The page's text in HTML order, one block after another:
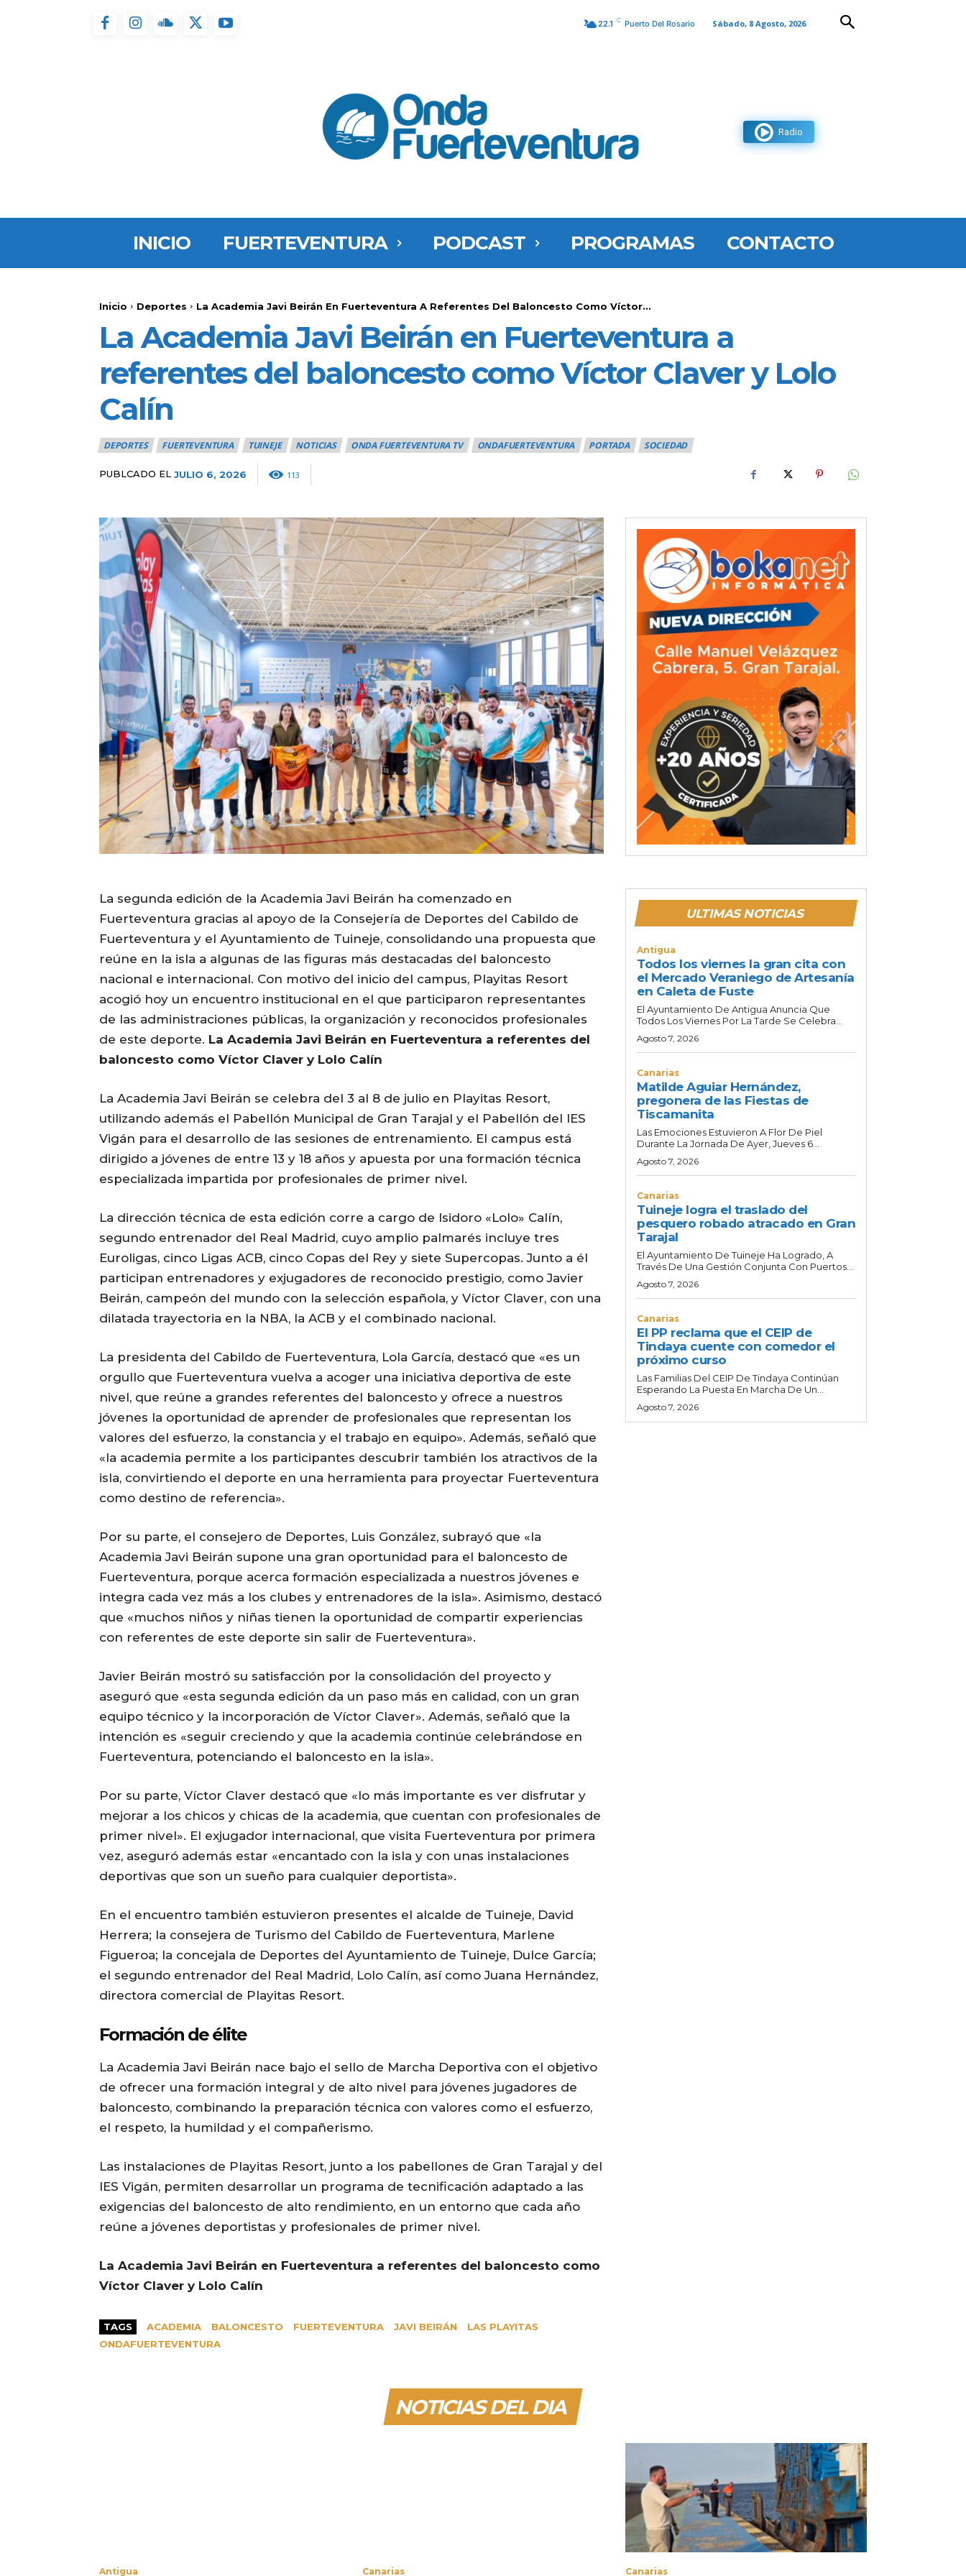
22.1 C Puerto Del Rosario Sábado, 8 Agosto, 2026
Radio
INICIO FUERTEVENTURA PODCAST PROGRAMAS CONTACTO
Inicio Deportes La Academia Javi Beirán En Fuerteventura A Referentes Del Baloncesto Como Víctor...
La Academia Javi Beirán en Fuerteventura a
referentes del baloncesto como Víctor Claver y Lolo
Calín
DEPORTES FUERTEVENTURA TUINEJE NOTICIAS ONDA FUERTEVENTURA TV ONDAFUERTEVENTURA PORTADA SOCIEDAD
PUBLCADO EL JULIO 6, 2026 113
La segunda edición de la Academia Javi Beirán ha comenzado en
Fuerteventura gracias al apoyo de la Consejería de Deportes del Cabildo de
Fuerteventura y el Ayuntamiento de Tuineje, consolidando una propuesta que
reúne en la isla a algunas de las figuras más destacadas del baloncesto
nacional e internacional. Con motivo del inicio del campus, Playitas Resort
acogió hoy un encuentro institucional en el que participaron representantes
de las administraciones públicas, la organización y reconocidos profesionales
de este deporte. La Academia Javi Beirán en Fuerteventura a referentes del
baloncesto como Víctor Claver y Lolo Calín
La Academia Javi Beirán se celebra del 3 al 8 de julio en Playitas Resort,
utilizando además el Pabellón Municipal de Gran Tarajal y el Pabellón del IES
Vigán para el desarrollo de las sesiones de entrenamiento. El campus está
dirigido a jóvenes de entre 13 y 18 años y apuesta por una formación técnica
especializada impartida por profesionales de primer nivel.
La dirección técnica de esta edición corre a cargo de Isidoro «Lolo» Calín,
segundo entrenador del Real Madrid, cuyo amplio palmarés incluye tres
Euroligas, cinco Ligas ACB, cinco Copas del Rey y siete Supercopas. Junto a él
participan entrenadores y exjugadores de reconocido prestigio, como Javier
Beirán, campeón del mundo con la selección española, y Víctor Claver, con una
dilatada trayectoria en la NBA, la ACB y el combinado nacional.
La presidenta del Cabildo de Fuerteventura, Lola García, destacó que «es un
orgullo que Fuerteventura vuelva a acoger una iniciativa deportiva de este
nivel, que reúne a grandes referentes del baloncesto y ofrece a nuestros
jóvenes la oportunidad de aprender de profesionales que representan los
valores del esfuerzo, la constancia y el trabajo en equipo». Además, señaló que
«la academia permite a los participantes descubrir también los atractivos de la
isla, convirtiendo el deporte en una herramienta para proyectar Fuerteventura
como destino de referencia».
Por su parte, el consejero de Deportes, Luis González, subrayó que «la
Academia Javi Beirán supone una gran oportunidad para el baloncesto de
Fuerteventura, porque acerca formación especializada a nuestros jóvenes e
integra cada vez más a los clubes y entrenadores de la isla». Asimismo, destacó
que «muchos niños y niñas tienen la oportunidad de compartir experiencias
con referentes de este deporte sin salir de Fuerteventura».
Javier Beirán mostró su satisfacción por la consolidación del proyecto y
aseguró que «esta segunda edición da un paso más en calidad, con un gran
equipo técnico y la incorporación de Víctor Claver». Además, señaló que la
intención es «seguir creciendo y que la academia continúe celebrándose en
Fuerteventura, potenciando el baloncesto en la isla».
Por su parte, Víctor Claver destacó que «lo más importante es ver disfrutar y
mejorar a los chicos y chicas de la academia, que cuentan con profesionales de
primer nivel». El exjugador internacional, que visita Fuerteventura por primera
vez, aseguró además estar «encantado con la isla y con unas instalaciones
deportivas que son un sueño para cualquier deportista».
En el encuentro también estuvieron presentes el alcalde de Tuineje, David
Herrera; la consejera de Turismo del Cabildo de Fuerteventura, Marlene
Figueroa; la concejala de Deportes del Ayuntamiento de Tuineje, Dulce García;
el segundo entrenador del Real Madrid, Lolo Calín, así como Juana Hernández,
directora comercial de Playitas Resort.
Formación de élite
La Academia Javi Beirán nace bajo el sello de Marcha Deportiva con el objetivo
de ofrecer una formación integral y de alto nivel para jóvenes jugadores de
baloncesto, combinando la preparación técnica con valores como el esfuerzo,
el respeto, la humildad y el compañerismo.
Las instalaciones de Playitas Resort, junto a los pabellones de Gran Tarajal y del
IES Vigán, permiten desarrollar un programa de tecnificación adaptado a las
exigencias del baloncesto de alto rendimiento, en un entorno que cada año
reúne a jóvenes deportistas y profesionales de primer nivel.
La Academia Javi Beirán en Fuerteventura a referentes del baloncesto como
Víctor Claver y Lolo Calín
TAGS ACADEMIA BALONCESTO FUERTEVENTURA JAVI BEIRÁN
LAS PLAYITAS
ONDAFUERTEVENTURA
ULTIMAS NOTICIAS
Antigua
Todos los viernes la gran cita con
el Mercado Veraniego de Artesanía
en Caleta de Fuste
El Ayuntamiento De Antigua Anuncia Que
Todos Los Viernes Por La Tarde Se Celebra...
Agosto 7, 2026
Canarias
Matilde Aguiar Hernández,
pregonera de las Fiestas de
Tiscamanita
Las Emociones Estuvieron A Flor De Piel
Durante La Jornada De Ayer, Jueves 6...
Agosto 7, 2026
Canarias
Tuineje logra el traslado del
pesquero robado atracado en Gran
Tarajal
El Ayuntamiento De Tuineje Ha Logrado, A
Través De Una Gestión Conjunta Con Puertos...
Agosto 7, 2026
Canarias
El PP reclama que el CEIP de
Tindaya cuente con comedor el
próximo curso
Las Familias Del CEIP De Tindaya Continúan
Esperando La Puesta En Marcha De Un...
Agosto 7, 2026
NOTICIAS DEL DIA
Antigua Canarias Canarias